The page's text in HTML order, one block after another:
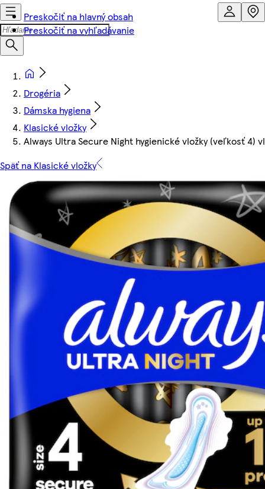
Preskočiť na hlavný obsah
Preskočiť na vyhľadávanie
Drogéria
Dámska hygiena
Klasické vložky
Always Ultra Secure Night hygienické vložky (veľkosť 4)
Späť na Klasické vložky